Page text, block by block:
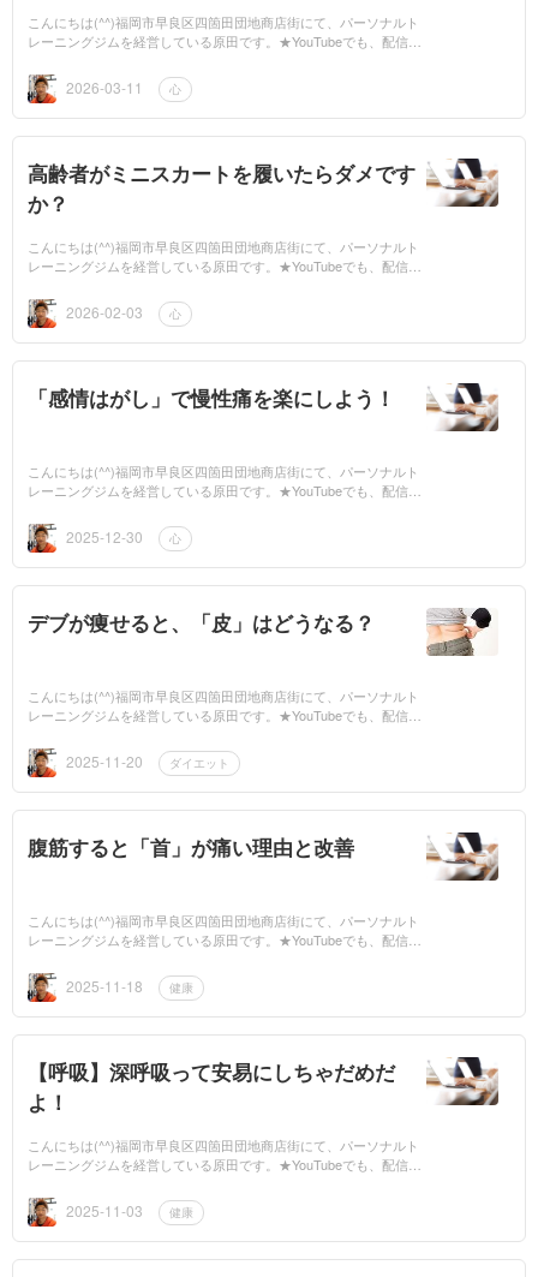
こんにちは(^^)福岡市早良区四箇田団地商店街にて、パーソナルト
レーニングジムを経営している原田です。★YouTubeでも、配信し
もお願いします...
2026-03-11 心
高齢者がミニスカートを履いたらダメです
か？
こんにちは(^^)福岡市早良区四箇田団地商店街にて、パーソナルト
レーニングジムを経営している原田です。★YouTubeでも、配信し
もお願いします...
2026-02-03 心
「感情はがし」で慢性痛を楽にしよう！
こんにちは(^^)福岡市早良区四箇田団地商店街にて、パーソナルト
レーニングジムを経営している原田です。★YouTubeでも、配信し
もお願いします...
2025-12-30 心
デブが痩せると、「皮」はどうなる？
こんにちは(^^)福岡市早良区四箇田団地商店街にて、パーソナルト
レーニングジムを経営している原田です。★YouTubeでも、配信し
もお願いし...2025-11-20 ダイエット
腹筋すると「首」が痛い理由と改善
こんにちは(^^)福岡市早良区四箇田団地商店街にて、パーソナルト
レーニングジムを経営している原田です。★YouTubeでも、配信し
もお願いします...
2025-11-18 健康
【呼吸】深呼吸って安易にしちゃだめだ
よ！
こんにちは(^^)福岡市早良区四箇田団地商店街にて、パーソナルト
レーニングジムを経営している原田です。★YouTubeでも、配信し
もお願いします...
2025-11-03 健康